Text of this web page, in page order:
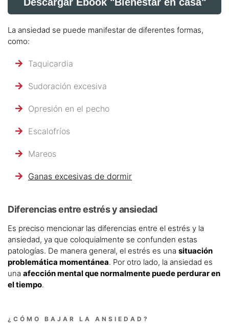
La ansiedad se puede manifestar de diferentes formas,
como:
Taquicardia
Sudoración excesiva
Opresión en el pecho
Escalofríos
Mareos
Ganas excesivas de dormir
Diferencias entre estrés y ansiedad
Es preciso mencionar las diferencias entre el estrés y la
ansiedad, ya que coloquialmente se confunden estas
patologías. De manera general, el estrés es una situación
problemática momentánea. Por otro lado, la ansiedad es
una afección mental que normalmente puede perdurar en
el tiempo.
¿CÓMO BAJAR LA ANSIEDAD?